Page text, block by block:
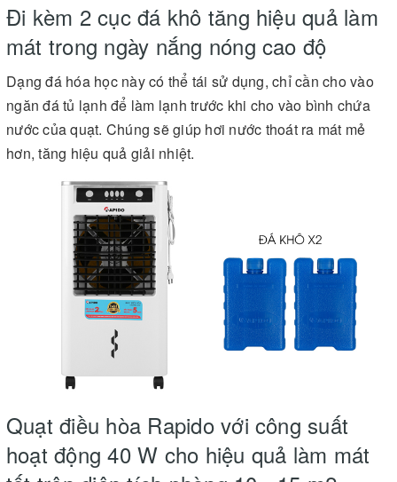
Đi kèm 2 cục đá khô tăng hiệu quả làm
mát trong ngày nắng nóng cao độ
Dạng đá hóa học này có thể tái sử dụng, chỉ cần cho vào
ngăn đá tủ lạnh để làm lạnh trước khi cho vào bình chứa
nước của quạt. Chúng sẽ giúp hơi nước thoát ra mát mẻ
hơn, tăng hiệu quả giải nhiệt.
Quạt điều hòa Rapido với công suất
hoạt động 40 W cho hiệu quả làm mát